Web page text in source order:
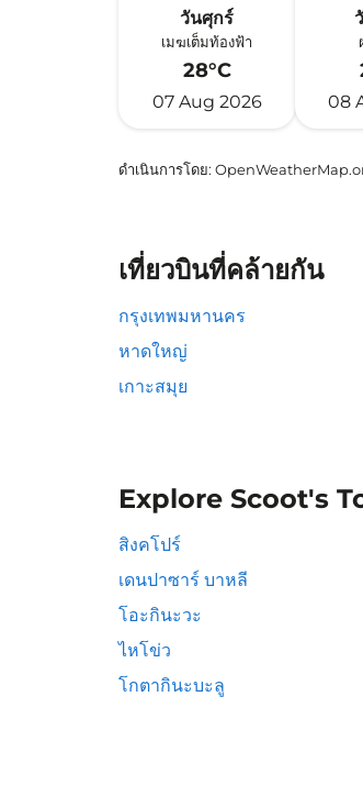
วันศุกร์
เมฆเต็มท้องฟ้า
28°C
07 Aug 2026 08
ดำเนินการโดย:
เที่ยวบินที่คล้ายกัน
กรุงเทพมหานคร
หาดใหญ่
เกาะสมุย
Explore Scoot's
สิงคโปร์
เดนปาซาร์ บาหลี
โอะกินะวะ
ไหโข่ว
โกตากินะบะลู